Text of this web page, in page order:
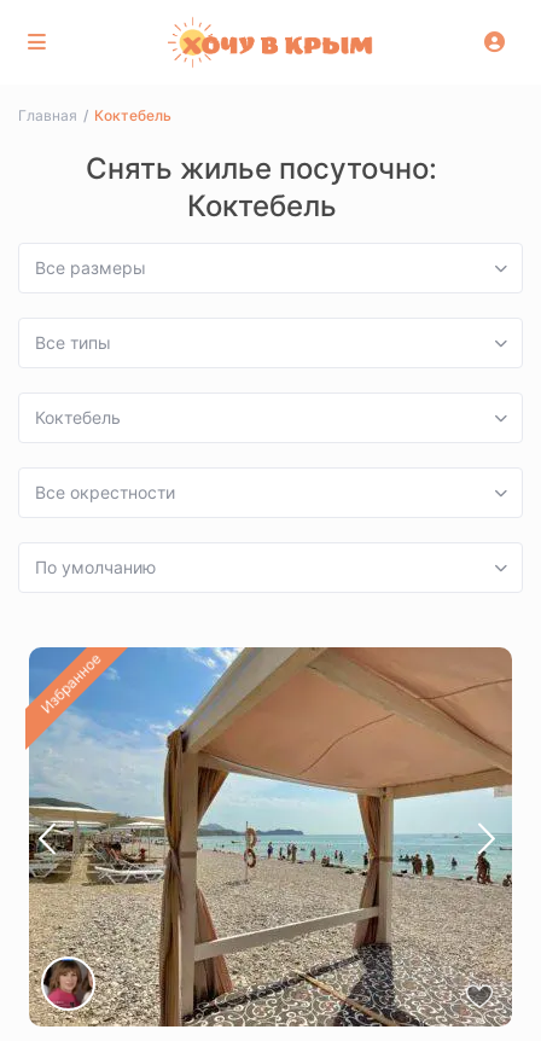
Главная Коктебель
Снять жилье посуточно:
Коктебель
Все размеры
Все типы
Коктебель
Все окрестности
По умолчанию
Избранное